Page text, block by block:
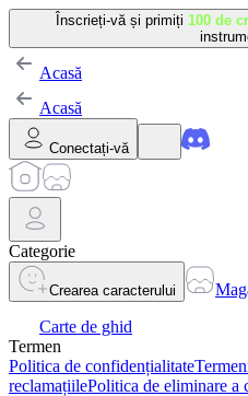
Înscrieți-vă și primiți 100 de
Acasă
Acasă
Conectați-vă
Categorie
Crearea caracterului
Carte de ghid
Termen
Politica de confidențialitate
reclamațiilePolitica de eliminare a